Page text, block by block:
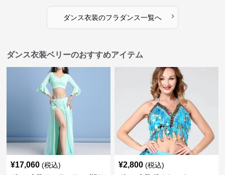
ダンス衣装のフラダンス一覧へ ›
ダンス衣装ベリーのおすすめアイテム
¥17,060 (税込) ¥2,800 (税込)